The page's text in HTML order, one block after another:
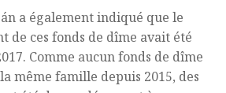
a également indiqué que le
de ces fonds de dîme avait été
Comme aucun fonds de dîme
même famille depuis 2015, des